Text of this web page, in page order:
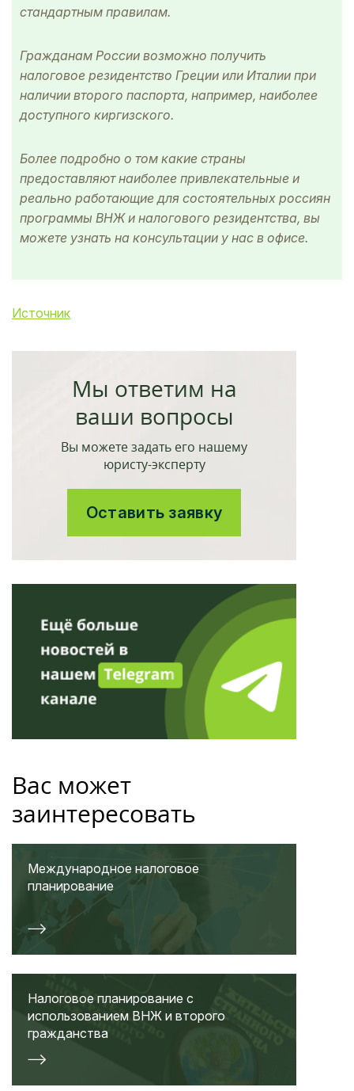
стандартным правилам.
Гражданам России возможно получить
налоговое резидентство Греции или Италии при
наличии второго паспорта, например, наиболее
доступного киргизского.
Более подробно о том какие страны
предоставляют наиболее привлекательные и
реально работающие для состоятельных россиян
программы ВНЖ и налогового резидентства, вы
можете узнать на консультации у нас в офисе.
Источник
Мы ответим на
ваши вопросы
Вы можете задать его нашему
юристу-эксперту
Оставить заявку
Вас может
заинтересовать
Международное налоговое
планирование
Налоговое планирование с
использованием ВНЖ и второго
гражданства